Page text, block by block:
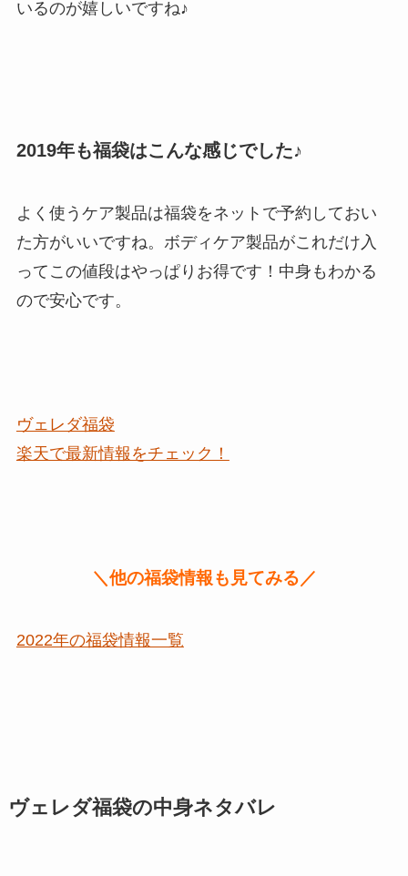
いるのが嬉しいですね♪
2019年も福袋はこんな感じでした♪
よく使うケア製品は福袋をネットで予約しておい
た方がいいですね。ボディケア製品がこれだけ入
ってこの値段はやっぱりお得です！中身もわかる
ので安心です。
ヴェレダ福袋
楽天で最新情報をチェック！
＼他の福袋情報も見てみる／
2022年の福袋情報一覧
ヴェレダ福袋の中身ネタバレ